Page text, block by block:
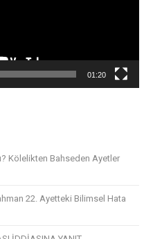
01:20
Kölelikten Bahseden Ayetler
22. Ayetteki Bilimsel Hata